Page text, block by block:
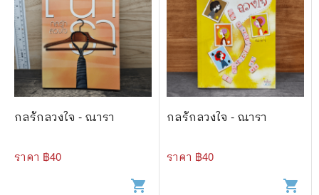
กลรักลวงใจ - ณารา
ราคา ฿40
shopping_cart
กลรักลวงใจ - ณารา
ราคา ฿40
shopping_cart